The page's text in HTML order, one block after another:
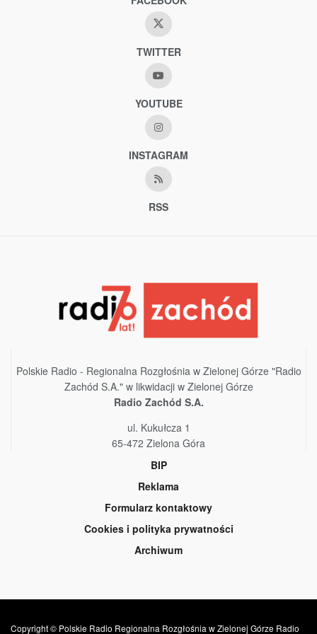
TWITTER
YOUTUBE
INSTAGRAM
RSS
Polskie Radio - Regionalna Rozgłośnia w Zielonej Górze "Radio
Zachód S.A." w likwidacji w Zielonej Górze
Radio Zachód S.A.
ul. Kukułcza 1
65-472 Zielona Góra
BIP
Reklama
Formularz kontaktowy
Cookies i polityka prywatności
Archiwum
Copyright © Polskie Radio Regionalna Rozgłośnia w Zielonej Górze Radio